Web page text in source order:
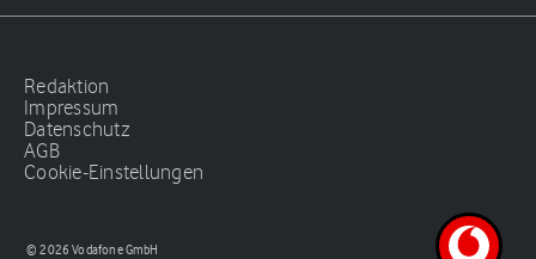
Redaktion
Impressum
Datenschutz
AGB
Cookie-Einstellungen
© 2026 Vodafone GmbH